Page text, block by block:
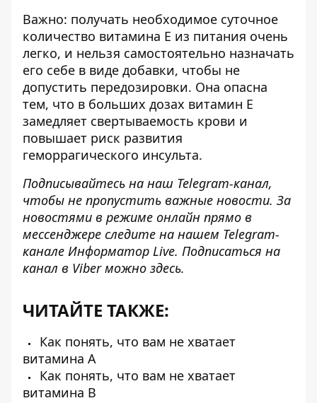
Важно: получать необходимое суточное
количество витамина Е из питания очень
легко, и нельзя самостоятельно назначать
его себе в виде добавки, чтобы не
допустить передозировки. Она опасна
тем, что в больших дозах витамин Е
замедляет свертываемость крови и
повышает риск развития
геморрагического инсульта.
Подписывайтесь на наш Telegram-канал,
чтобы не пропустить важные новости. За
новостями в режиме онлайн прямо в
мессенджере следите на нашем Telegram-
канале Информатор Live. Подписаться на
канал в Viber можно здесь.
ЧИТАЙТЕ ТАКЖЕ:
Как понять, что вам не хватает
витамина А
Как понять, что вам не хватает
витамина В